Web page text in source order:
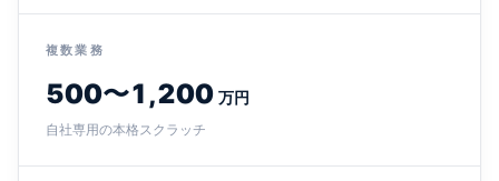
複数業務
500〜1,200 万円
自社専用の本格スクラッチ